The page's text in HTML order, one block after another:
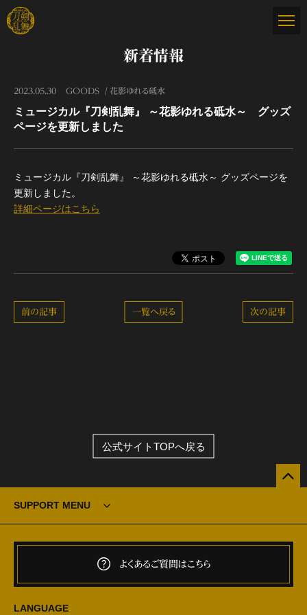
新着情報
2023.05.30 GOODS 花影ゆれる砥水
ミュージカル『刀剣乱舞』 ～花影ゆれる砥水～ グッズ
ページを更新しました
ミュージカル『刀剣乱舞』 ～花影ゆれる砥水～ グッズページを
更新しました。
詳細ページはこちら
次の記事
一覧へ戻る
前の記事
公式サイトTOPへ戻る
SUPPORT MENU
よくあるご質問はこちら
LANGUAGE